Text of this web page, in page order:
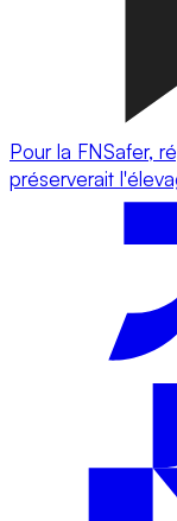
Pour la FNSafer,
préserverait